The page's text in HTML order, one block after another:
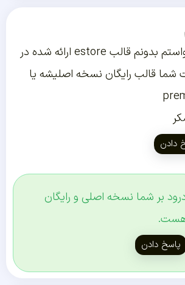
میخواستم بدونم قالب estore ارائه شده در
شما قالب رایگان نسخه اصلیشه یا
دادن
بر شما نسخه اصلی و رایگان
پاسخ دادن